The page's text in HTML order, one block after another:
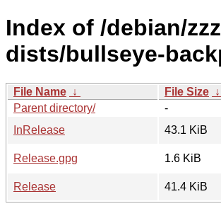
Index of /debian/
dists/bullseye-
File Name ↓ File Size ↓
Parent directory/
-
InRelease
43.1 KiB
Release.gpg
1.6 KiB
Release
41.4 KiB